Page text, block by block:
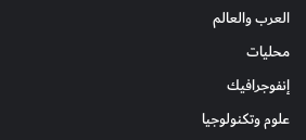
العرب والعالم
محليات
إنفوجرافيك
علوم وتكنولوجيا